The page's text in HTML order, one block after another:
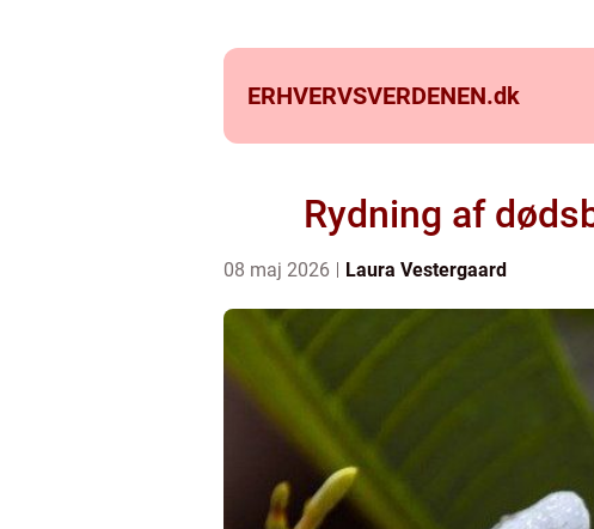
ERHVERVSVERDENEN.dk
Rydning af
08 maj 2026 Laura Vestergaard